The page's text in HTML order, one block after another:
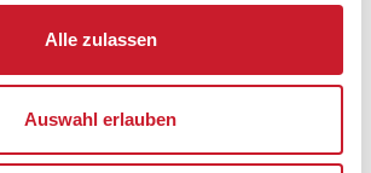
Alle zulassen
Auswahl erlauben